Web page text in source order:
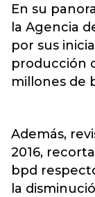
En su
la Agencia
por sus
producción
millones de
Además,
2016,
bpd
la